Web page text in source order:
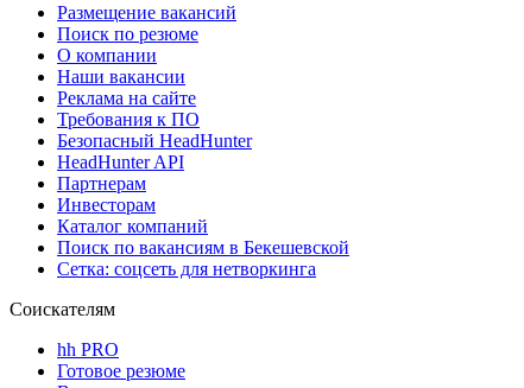
Размещение вакансий
Поиск по резюме
О компании
Наши вакансии
Реклама на сайте
Требования к ПО
Безопасный HeadHunter
HeadHunter API
Партнерам
Инвесторам
Каталог компаний
Поиск по вакансиям в Бекешевской
Сетка: соцсеть для нетворкинга
Соискателям
hh PRO
Готовое резюме